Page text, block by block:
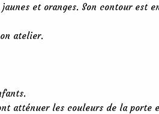
et oranges. Son contour est
atelier.
atténuer les couleurs de la porte